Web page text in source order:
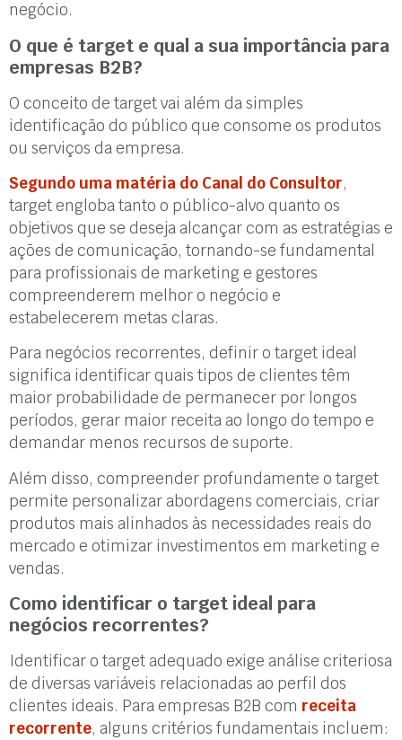
negócio.
O que é target e qual a sua importância para
empresas B2B?
O conceito de target vai além da simples
identificação do público que consome os produtos
ou serviços da empresa.
Segundo uma matéria do Canal do Consultor,
target engloba tanto o público-alvo quanto os
objetivos que se deseja alcançar com as estratégias e
ações de comunicação, tornando-se fundamental
para profissionais de marketing e gestores
compreenderem melhor o negócio e
estabelecerem metas claras.
Para negócios recorrentes, definir o target ideal
significa identificar quais tipos de clientes têm
maior probabilidade de permanecer por longos
períodos, gerar maior receita ao longo do tempo e
demandar menos recursos de suporte.
Além disso, compreender profundamente o target
permite personalizar abordagens comerciais, criar
produtos mais alinhados às necessidades reais do
mercado e otimizar investimentos em marketing e
vendas.
Como identificar o target ideal para
negócios recorrentes?
Identificar o target adequado exige análise criteriosa
de diversas variáveis relacionadas ao perfil dos
clientes ideais. Para empresas B2B com receita
recorrente, alguns critérios fundamentais incluem: